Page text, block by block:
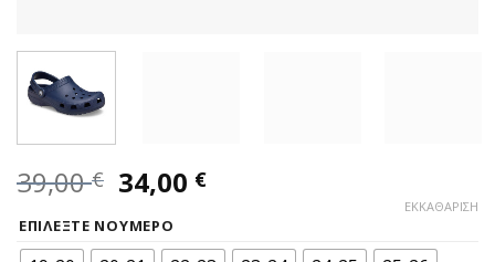
39,00€ Original
price
was:
34,00 €Η
ΕΠΙΛΈΞΤΕ ΝΟΎΜΕΡΟ
ΕΚΚΑΘΆΡΙΣΗ